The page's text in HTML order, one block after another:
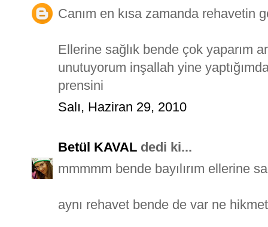
Canım en kısa zamanda rehavetin
Ellerine sağlık bende çok yaparım
unutuyorum inşallah yine
prensini
Salı, Haziran 29, 2010
Betül KAVAL dedi ki...
mmmmm bende bayılırım ellerine
aynı rehavet bende de var ne